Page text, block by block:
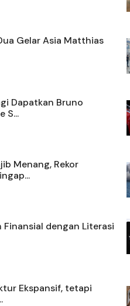
Gelar Asia Matthias
Dapatkan Bruno
S...
Menang, Rekor
Finansial dengan Literasi
Ekspansif, tetapi